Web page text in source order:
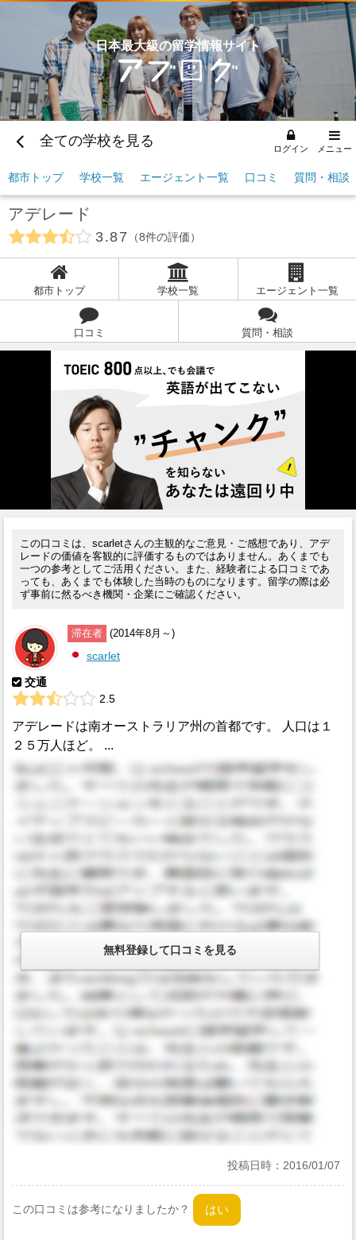
日本最大級の留学情報サイト
全ての学校を見る ログイン メニュー
都市トップ 学校一覧 エージェント一覧 口コミ 質問・相談
アデレード
3.87 8件の評価
都市トップ 学校一覧 エージェント一覧
口コミ 質問・相談
この口コミは、scarletさんの主観的なご意見・ご感想であり、アデ
レードの価値を客観的に評価するものではありません。あくまでも
一つの参考としてご活用ください。また、経験者による口コミであ
っても、あくまでも体験した当時のものになります。留学の際は必
ず事前に然るべき機関・企業にご確認ください。
滞在者 (2014年8月～)
scarlet
交通
2.5
アデレードは南オーストラリア州の首都です。 人口は１
２５万人ほど。 ...
投稿日時： 2016/01/07
この口コミは参考になりましたか？